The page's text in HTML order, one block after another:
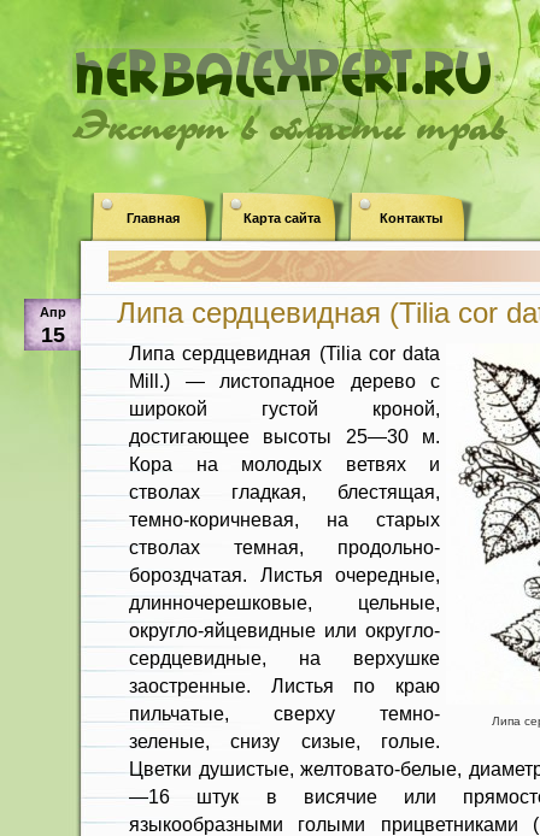
Эксперт в области трав
Главная Карта сайта Контакты
Апр
15
Липа сердцевидная (Tilia cor
Липа
Липа сердцевидная (Tilia cor data
Mill.) — листопадное дерево с
широкой густой кроной,
достигающее высоты 25—30 м.
Кора на молодых ветвях и
стволах гладкая, блестящая,
темно-коричневая, на старых
стволах темная, продольно-
бороздчатая. Листья очередные,
длинночерешковые, цельные,
округло-яйцевидные или округло-
сердцевидные, на верхушке
заостренные. Листья по краю
пильчатые, сверху темно-
зеленые, снизу сизые, голые.
Цветки душистые, желтовато-белые,
—16 штук в висячие или
языкообразными голыми прицветниками